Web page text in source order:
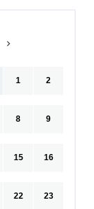
1 2
8 9
15 16
22 23